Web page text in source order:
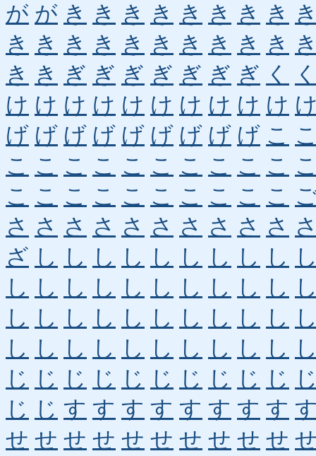
が が き き き き き き き き
き き き き き き き き き き
き き ぎ ぎ ぎ ぎ ぎ ぎ ぎ く
け け け け け け け け け け
げ げ げ げ げ げ げ げ げ こ
こ こ こ こ こ こ こ こ こ こ
こ こ こ こ こ こ こ こ こ こ
さ さ さ さ さ さ さ さ さ さ
ざ し し し し し し し し し
し し し し し し し し し し
し し し し し し し し し し
し し し し し し し し し し
じ じ じ じ じ じ じ じ じ じ
じ じ す す す す す す す す
せ せ せ せ せ せ せ せ せ せ